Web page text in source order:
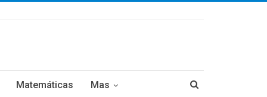
Matemáticas Mas